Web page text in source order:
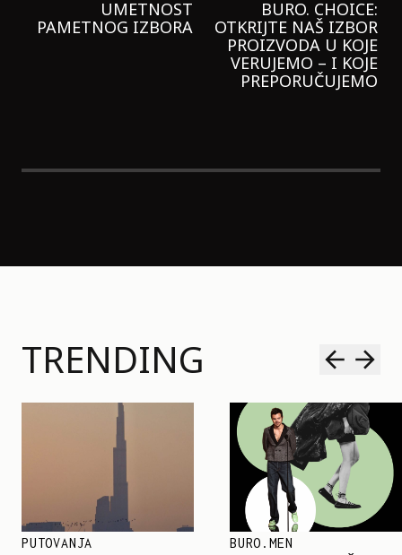
GARNIER KREMU I
NIKADA NIŠTA
LAGANIJE NISAM
KORISTILA
TRENDING
BURO.MEN TRENDOVI